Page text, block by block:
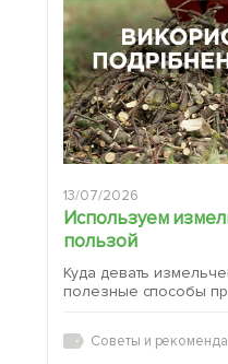
13/07/2026
Используем
пользой
Куда девать
полезные способы
Советы и